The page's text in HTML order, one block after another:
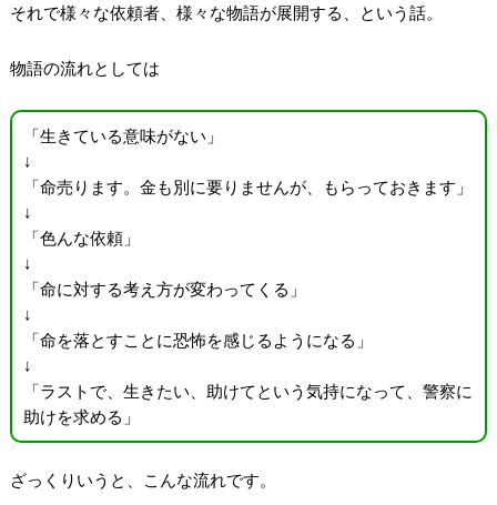
それで様々な依頼者、様々な物語が展開する、という話。
物語の流れとしては
「生きている意味がない」
↓
「命売ります。金も別に要りませんが、もらっておきます」
↓
「色んな依頼」
↓
「命に対する考え方が変わってくる」
↓
「命を落とすことに恐怖を感じるようになる」
↓
「ラストで、生きたい、助けてという気持になって、警察に
助けを求める」
ざっくりいうと、こんな流れです。